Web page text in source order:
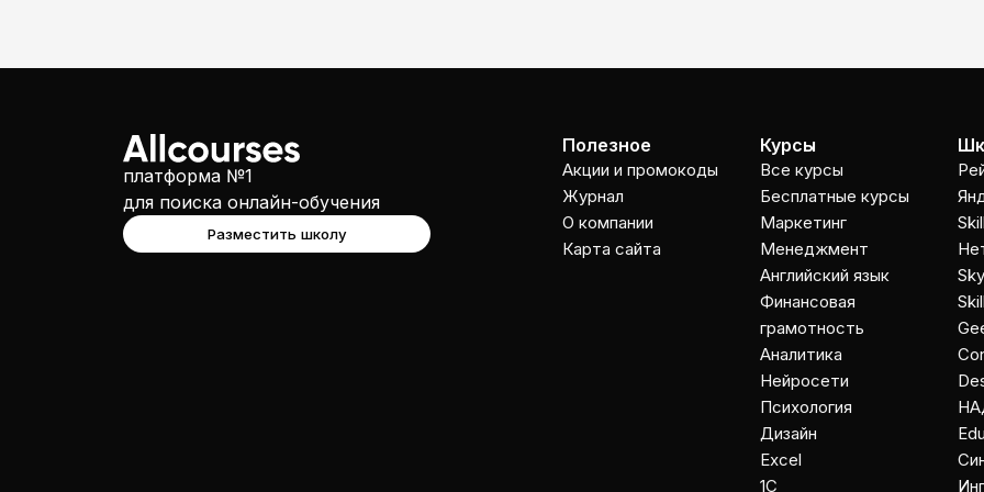
платформа №1
для поиска онлайн-обучения
Разместить школу
Полезное
Акции и промокоды
Журнал
О компании
Карта сайта
Курсы
Все курсы
Бесплатные курсы
Маркетинг
Менеджмент
Английский язык
Финансовая
грамотность
Аналитика
Нейросети
Психология
Дизайн
Excel
1C